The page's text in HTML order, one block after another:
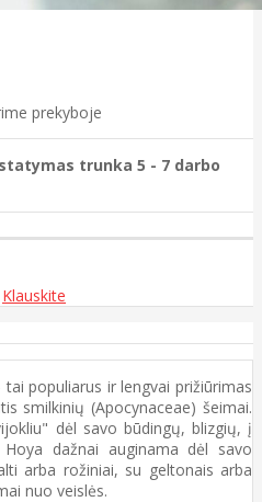
prekyboje
trunka 5 - 7 darbo
Klauskite
populiarus ir lengvai prižiūrimas
smilkinių (Apocynaceae) šeimai.
dėl savo būdingų, blizgių, į
dažnai auginama dėl savo
arba rožiniai, su geltonais arba
nuo veislės.